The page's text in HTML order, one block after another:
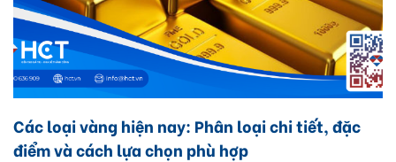
Các loại vàng hiện nay: Phân loại chi tiết, đặc
điểm và cách lựa chọn phù hợp